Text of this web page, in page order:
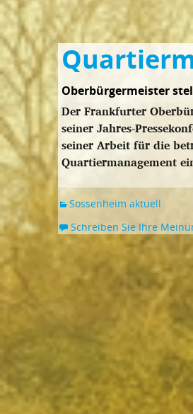
Oberbürgermeister
Der Frankfurter
seiner Jahres-
seiner Arbeit für die
Quartiermanagement
Sossenheim aktuell
Schreiben Sie Ihre